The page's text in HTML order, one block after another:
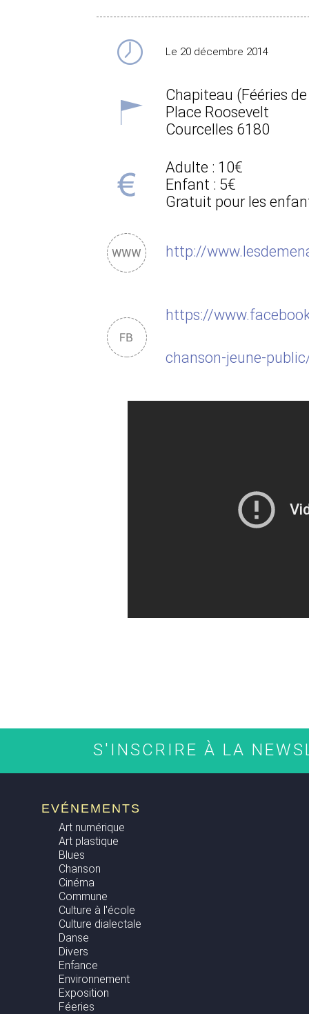
Le 20 décembre 2014
Chapiteau (Fééries
Place Roosevelt
Courcelles 6180
Adulte : 10€
Enfant : 5€
Gratuit pour les
http://
https://
chanson-jeune-
S'INSCRIRE À LA
EVÉNEMENTS
Art numérique
Art plastique
Blues
Chanson
Cinéma
Commune
Culture à l'école
Culture dialectale
Danse
Divers
Enfance
Environnement
Exposition
Féeries